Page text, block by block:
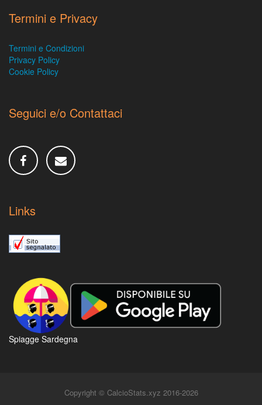
Termini e Privacy
Termini e Condizioni
Privacy Policy
Cookie Policy
Seguici e/o Contattaci
Links
Spiagge Sardegna
Copyright © CalcioStats.xyz 2016-2026